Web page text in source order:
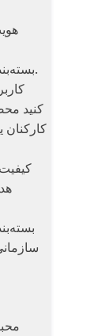
بسته‌بندی هدیه سازمانی لحاظ شود.
کنید
کارکنان